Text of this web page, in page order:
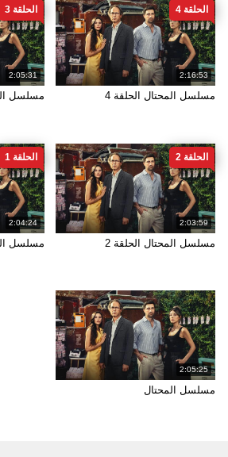
2:16:53
الحلقة 4
مسلسل المحتال الحلقة 4
2:05:31
الحلقة 3
مسلسل
2:03:59
الحلقة 2
مسلسل المحتال الحلقة 2
2:04:24
الحلقة 1
مسلسل
2:05:25
مسلسل المحتال